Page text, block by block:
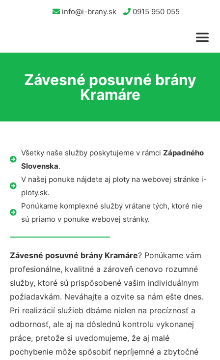
info@i-brany.sk 0915 950 055
Závesné posuvné brány
Kramáre
Všetky naše služby poskytujeme v rámci Západného
Slovenska.
V našej ponuke nájdete aj ploty na webovej stránke i-
ploty.sk.
Ponúkame komplexné služby vrátane tých, ktoré nie
sú priamo v ponuke webovej stránky.
Závesné posuvné brány Kramáre? Ponúkame vám
profesionálne, kvalitné a zároveň cenovo rozumné
služby, ktoré sú prispôsobené vašim individuálnym
požiadavkám. Neváhajte a ozvite sa nám ešte dnes.
Pri realizácií služieb dbáme nielen na precíznosť a
odbornosť, ale aj na dôslednú kontrolu vykonanej
práce, pretože si uvedomujeme, že aj malé
pochybenie môže spôsobiť nepríjemné a zbytočné